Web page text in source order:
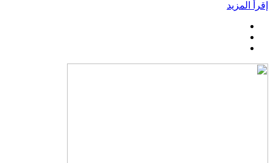
إقرأ المزيد